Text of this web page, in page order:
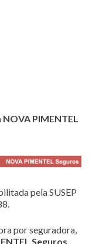
NOVA PIMENTEL
pela SUSEP
por seguradora,
Seguros